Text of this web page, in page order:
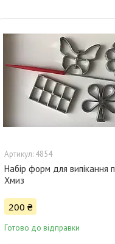
4854
Набір форм для випікання
Хмиз
200 ₴
Готово до відправки